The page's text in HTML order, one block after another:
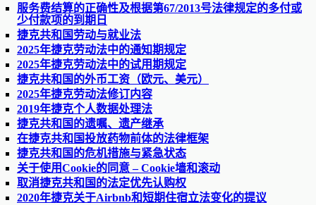
服务费结算的正确性及根据第67/2013号法律规定的多付或
少付款项的到期日
捷克共和国劳动与就业法
2025年捷克劳动法中的通知期规定
2025年捷克劳动法中的试用期规定
捷克共和国的外币工资（欧元、美元）
2025年捷克劳动法修订内容
2019年捷克个人数据处理法
捷克共和国的遗嘱、遗产继承
在捷克共和国投放药物前体的法律框架
捷克共和国的危机措施与紧急状态
关于使用Cookie的同意 – Cookie墙和滚动
取消捷克共和国的法定优先认购权
2020年捷克关于Airbnb和短期住宿立法变化的提议